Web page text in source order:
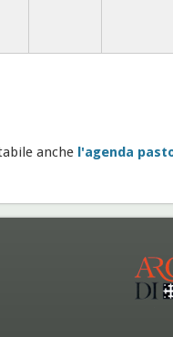
anche l'agenda